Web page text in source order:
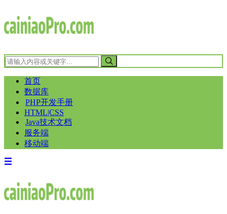
首页
数据库
PHP开发手册
HTML|CSS
Java技术文档
服务端
移动端